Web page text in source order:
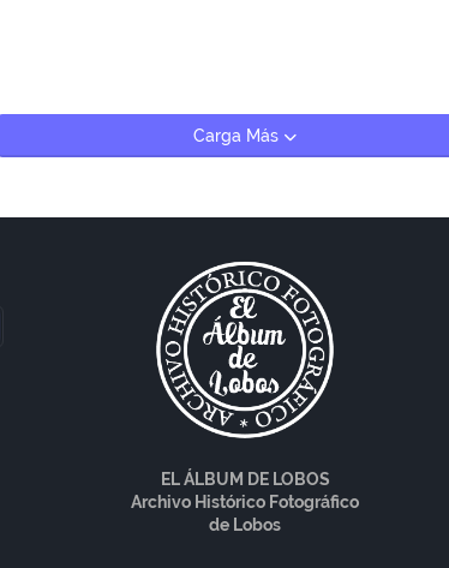
Carga Más
EL ÁLBUM DE LOBOS
Archivo Histórico Fotográfico
de Lobos